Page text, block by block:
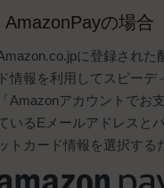
AmazonPayの場合
に登録された
ド情報を利用してスピーデ
「Amazonアカウントでお
いるEメールアドレスと
ットカード情報を選択する